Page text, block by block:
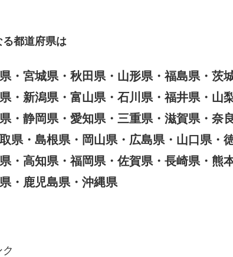
都道府県は
・宮城県・秋田県・山形県・福島県・茨
・新潟県・富山県・石川県・福井県・山
・静岡県・愛知県・三重県・滋賀県・奈
県・島根県・岡山県・広島県・山口県・
・高知県・福岡県・佐賀県・長崎県・熊
・鹿児島県・沖縄県